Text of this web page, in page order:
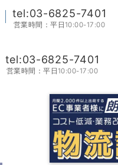
tel:03-6825-7401
営業時間：平日10:00-17:00
tel:03-6825-7401
営業時間：平日10:00-17:00